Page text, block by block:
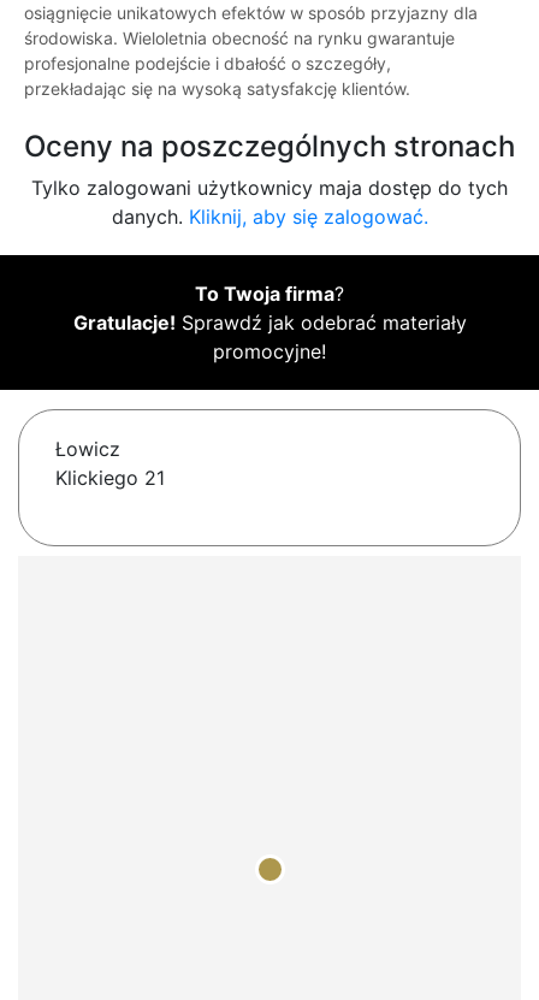
osiągnięcie unikatowych efektów w sposób przyjazny dla
środowiska. Wieloletnia obecność na rynku gwarantuje
profesjonalne podejście i dbałość o szczegóły,
przekładając się na wysoką satysfakcję klientów.
Oceny na poszczególnych stronach
Tylko zalogowani użytkownicy maja dostęp do tych
danych. Kliknij, aby się zalogować.
To Twoja firma?
Gratulacje! Sprawdź jak odebrać materiały
promocyjne!
Łowicz
Klickiego 21